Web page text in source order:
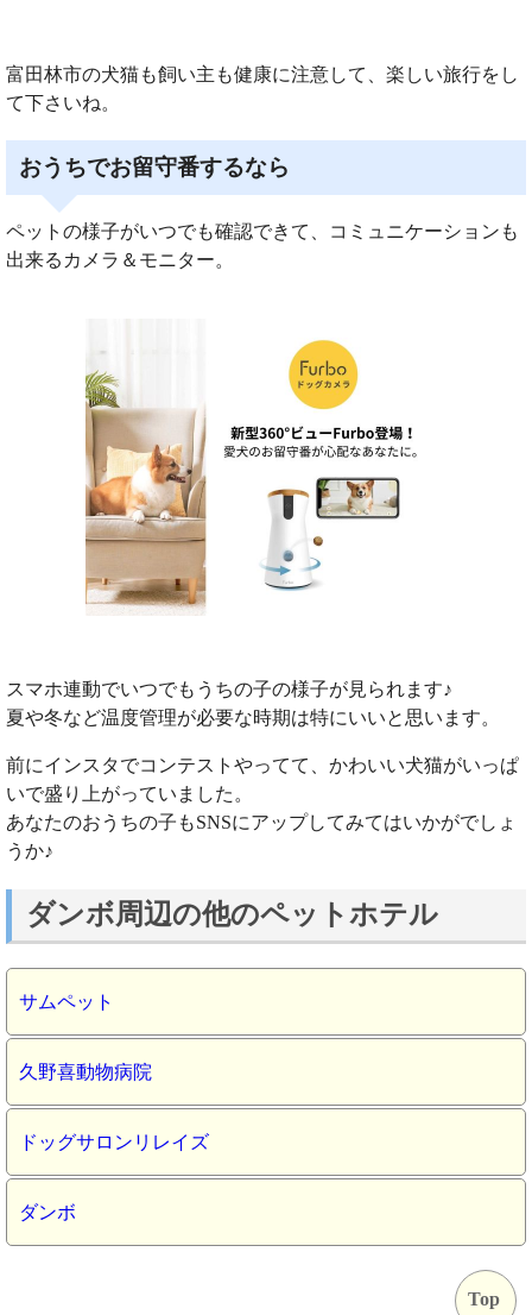
富田林市の犬猫も飼い主も健康に注意して、楽しい旅行をし
て下さいね。
おうちでお留守番するなら
ペットの様子がいつでも確認できて、コミュニケーションも
出来るカメラ＆モニター。
スマホ連動でいつでもうちの子の様子が見られます♪
夏や冬など温度管理が必要な時期は特にいいと思います。
前にインスタでコンテストやってて、かわいい犬猫がいっぱ
いで盛り上がっていました。
あなたのおうちの子もSNSにアップしてみてはいかがでしょ
うか♪
ダンボ周辺の他のペットホテル
サムペット
久野喜動物病院
ドッグサロンリレイズ
ダンボ
Top